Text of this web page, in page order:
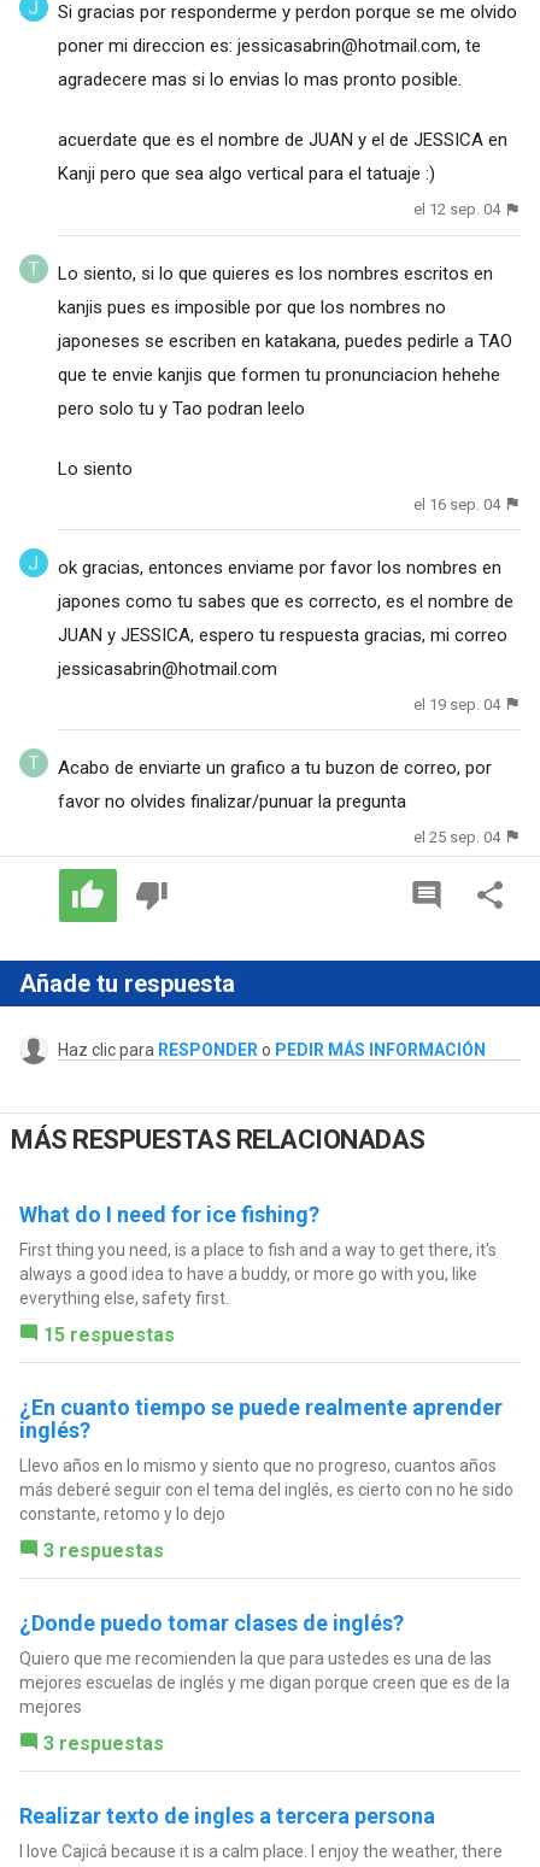
Si gracias por responderme y perdon porque se me olvido
poner mi direccion es: jessicasabrin@hotmail.com, te
agradecere mas si lo envias lo mas pronto posible.
acuerdate que es el nombre de JUAN y el de JESSICA en
Kanji pero que sea algo vertical para el tatuaje :)
el 12 sep. 04
Lo siento, si lo que quieres es los nombres escritos en
kanjis pues es imposible por que los nombres no
japoneses se escriben en katakana, puedes pedirle a TAO
que te envie kanjis que formen tu pronunciacion hehehe
pero solo tu y Tao podran leelo
Lo siento
el 16 sep. 04
ok gracias, entonces enviame por favor los nombres en
japones como tu sabes que es correcto, es el nombre de
JUAN y JESSICA, espero tu respuesta gracias, mi correo
jessicasabrin@hotmail.com
el 19 sep. 04
Acabo de enviarte un grafico a tu buzon de correo, por
favor no olvides finalizar/punuar la pregunta
el 25 sep. 04
Añade tu respuesta
Haz clic para RESPONDER o PEDIR MÁS INFORMACIÓN
MÁS RESPUESTAS RELACIONADAS
What do I need for ice fishing?
First thing you need, is a place to fish and a way to get there, it's
always a good idea to have a buddy, or more go with you, like
everything else, safety first.
15 respuestas
¿En cuanto tiempo se puede realmente aprender
inglés?
Llevo años en lo mismo y siento que no progreso, cuantos años
más deberé seguir con el tema del inglés, es cierto con no he sido
constante, retomo y lo dejo
3 respuestas
¿Donde puedo tomar clases de inglés?
Quiero que me recomienden la que para ustedes es una de las
mejores escuelas de inglés y me digan porque creen que es de la
mejores
3 respuestas
Realizar texto de ingles a tercera persona
I love Cajicá because it is a calm place. I enjoy the weather, there